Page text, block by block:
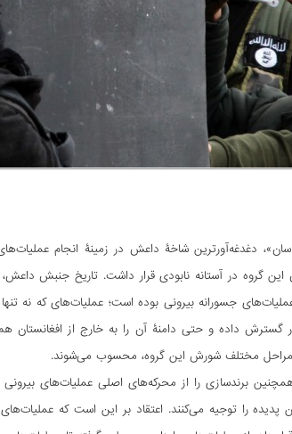
دغدغه‌آورترین شاخۀ داعش در زمینۀ انجام
گروه در آستانه نابودی قرار داشت. تاریخ جنبش
جسورانه بیرونی بوده است؛ عملیات‌های که نه
داده و حتی دامنۀ آن را به خارج از افغانستان هم
مختلف شورش این گروه، محسوب می‌شوند.
برندسازی را از محرکه‌های اصلی عملیات‌های بیرونی
را توجیه می‌کنند. اعتقاد بر این است که